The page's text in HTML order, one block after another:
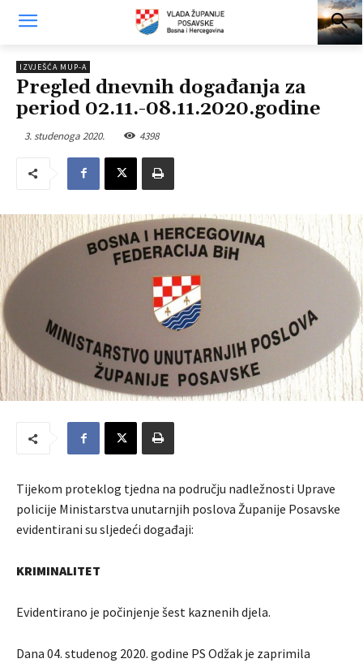
IZVJEŠĆA MUP-A
Pregled dnevnih događanja za
period 02.11.-08.11.2020.godine
3. studenoga 2020. 4398
Tijekom proteklog tjedna na području nadležnosti Uprave
policije Ministarstva unutarnjih poslova Županije Posavske
evidentirani su sljedeći događaji:
KRIMINALITET
Evidentirano je počinjenje šest kaznenih djela.
Dana 04. studenog 2020. godine PS Odžak je zaprimila